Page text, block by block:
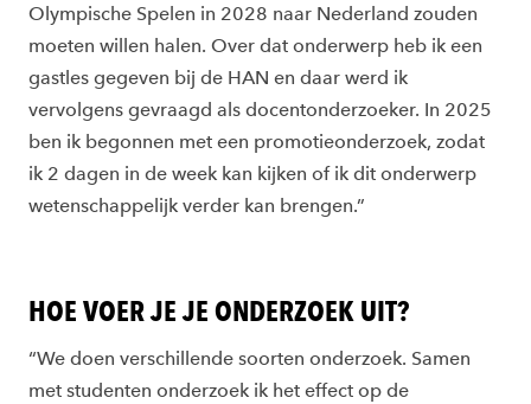
Olympische Spelen in 2028 naar Nederland zouden
moeten willen halen. Over dat onderwerp heb ik een
gastles gegeven bij de HAN en daar werd ik
vervolgens gevraagd als docentonderzoeker. In 2025
ben ik begonnen met een promotieonderzoek, zodat
ik 2 dagen in de week kan kijken of ik dit onderwerp
wetenschappelijk verder kan brengen.”
HOE VOER JE JE ONDERZOEK UIT?
“We doen verschillende soorten onderzoek. Samen
met studenten onderzoek ik het effect op de